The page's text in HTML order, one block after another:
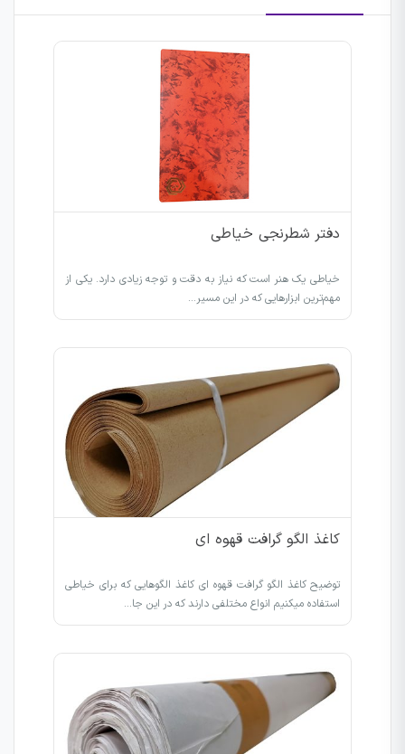
دفتر شطرنجی خیاطی
خیاطی یک هنر است که نیاز به دقت و توجه زیادی دارد. یکی از
مهم‌ترین ابزارهایی که در این مسیر…
کاغذ الگو گرافت قهوه ای
توضیح کاغذ الگو گرافت قهوه ای کاغذ الگوهایی که برای خیاطی
استفاده میکنیم انواع مختلفی دارند که در این جا…